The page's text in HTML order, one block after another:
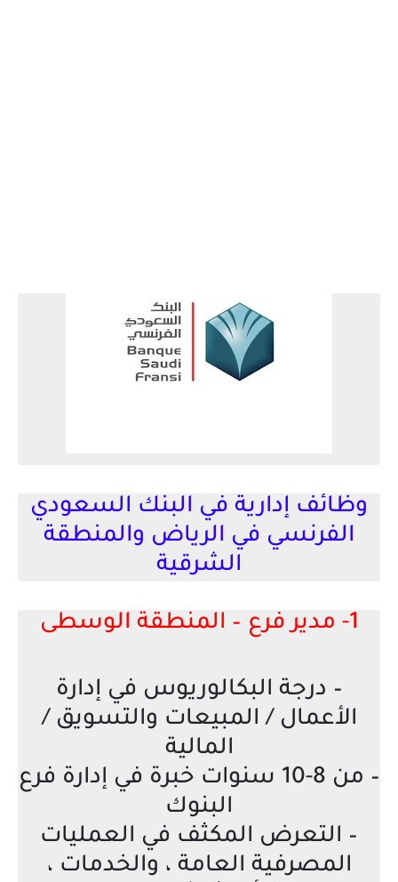
وظائف إدارية في البنك السعودي
الفرنسي في الرياض والمنطقة
الشرقية
1- مدير فرع – المنطقة الوسطى
– درجة البكالوريوس في إدارة
الأعمال / المبيعات والتسويق /
المالية
– من 8-10 سنوات خبرة في إدارة فرع
البنوك
– التعرض المكثف في العمليات
المصرفية العامة ، والخدمات ،